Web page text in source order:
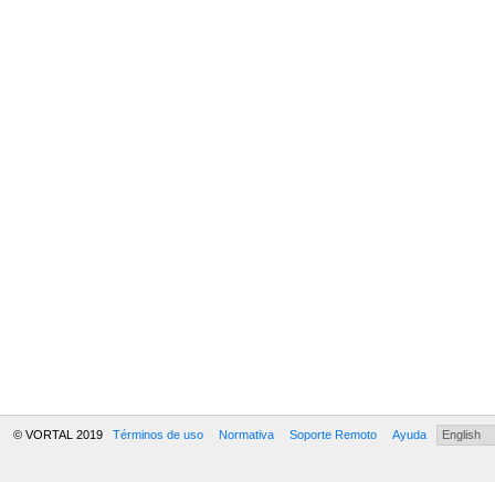
© VORTAL 2019 Términos de uso Normativa Soporte Remoto Ayuda